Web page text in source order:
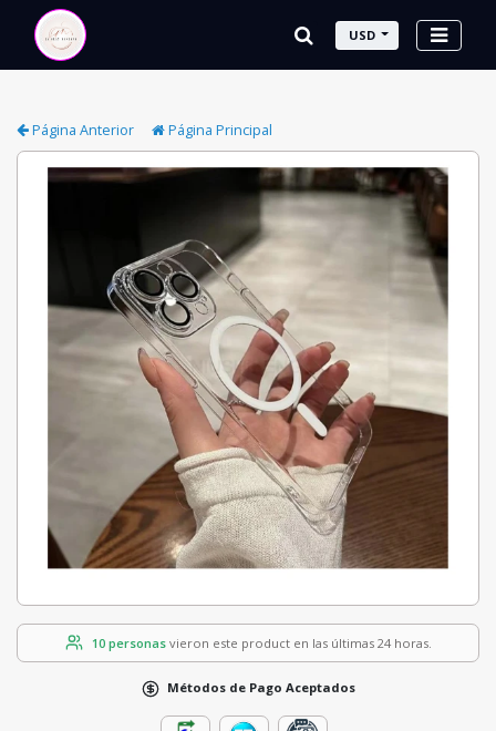
USD
Página Anterior Página Principal
10 personasvieron este product en las últimas 24 horas.
Métodos de Pago Aceptados